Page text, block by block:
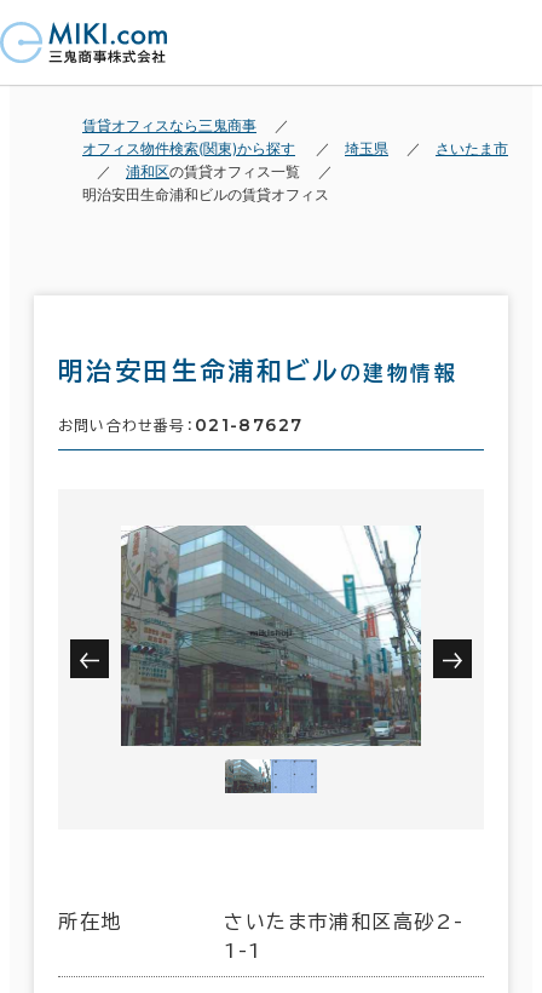
賃貸オフィスなら三鬼商事
オフィス物件検索(関東)から探す
埼玉県
さいたま市
浦和区の賃貸オフィス一覧
明治安田生命浦和ビルの賃貸オフィス
明治安田生命浦和ビル の建物情報
お問い合わせ番号： 021-87627
所在地
さいたま市浦和区高砂2-
1-1